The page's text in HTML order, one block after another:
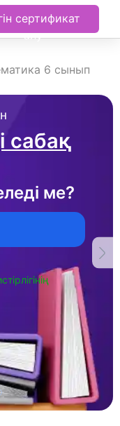
сертификат
алу
сабақ
ме?
6 сынып